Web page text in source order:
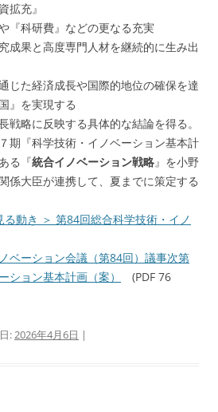
拡充』
『科研費』などの更なる充実
成果と高度専門人材を継続的に生み出
じた経済成長や国際的地位の確保を達
』を実現する
戦略に反映する具体的な結論を得る。
期『科学技術・イノベーション基本計
る『統合イノベーション戦略』を小野
係大臣が連携して、夏までに策定する
動き ＞ 第84回総合科学技術・イノ
ベーション会議（第84回）議事次第
ション基本計画（案）
(PDF 76
:2026年4月6日 |